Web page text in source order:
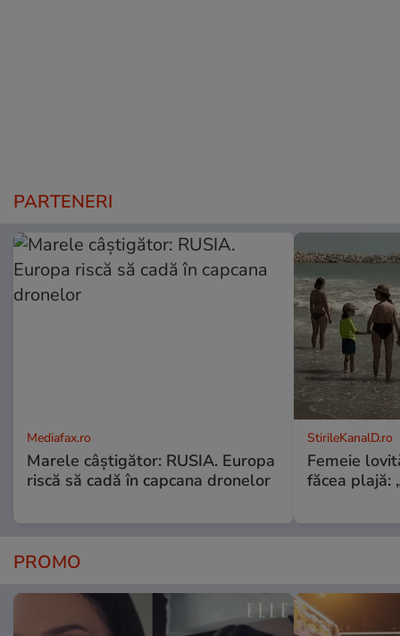
PARTENERI
Mediafax.ro
Marele câștigător: RUSIA. Europa
riscă să cadă în capcana dronelor
StirileKanalD.ro
Femeie
făcea plajă:
PROMO